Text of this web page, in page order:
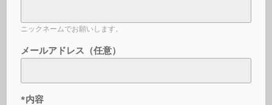
ニックネームでお願いします。
メールアドレス（任意）
*内容